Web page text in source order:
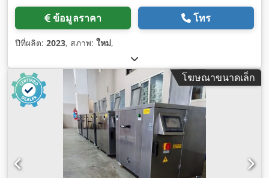
ข้อมูลราคา โทร
ปีที่ผลิต: 2023, สภาพ: ใหม่,
โฆษณาขนาดเล็ก